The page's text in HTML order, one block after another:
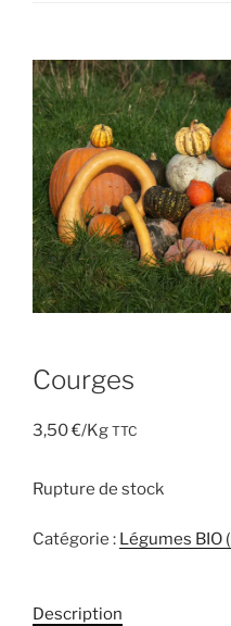
Courges
3,50€/Kg TTC
Rupture de stock
Catégorie : Légumes BIO
Description